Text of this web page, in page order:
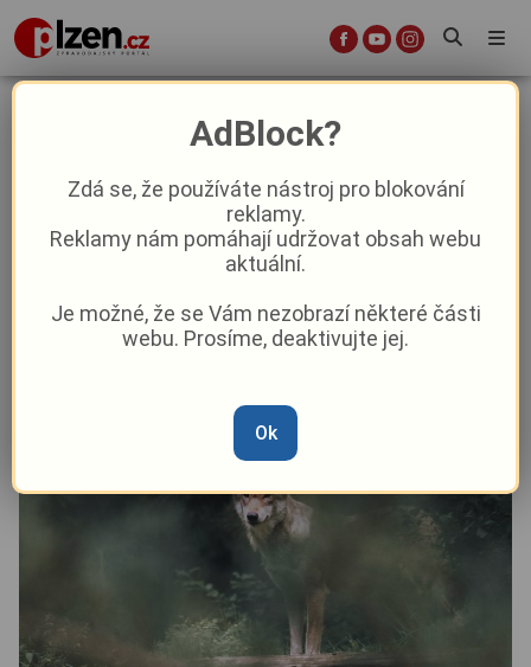
Genetické testy potvrdily: uhynulá
vlčice ze Šumavy pocházela z
výběhu v Srní
Aktuality Z kraje
Anna Raková –26. 8. 2025|14:05
AdBlock?
Zdá se, že používáte nástroj pro blokování
reklamy.
Reklamy nám pomáhají udržovat obsah webu
aktuální.
Je možné, že se Vám nezobrazí některé části
webu. Prosíme, deaktivujte jej.
Ok